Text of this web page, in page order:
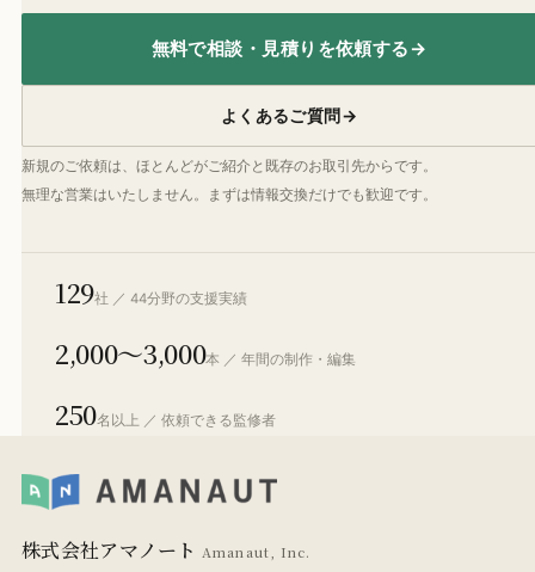
無料で相談・見積りを依頼する→
よくあるご質問→
新規のご依頼は、ほとんどがご紹介と既存のお取引先からです。
無理な営業はいたしません。まずは情報交換だけでも歓迎です。
129社 ／ 44分野の支援実績
2,000〜3,000本 ／ 年間の制作・編集
250名以上 ／ 依頼できる監修者
株式会社アマノートAmanaut, Inc.